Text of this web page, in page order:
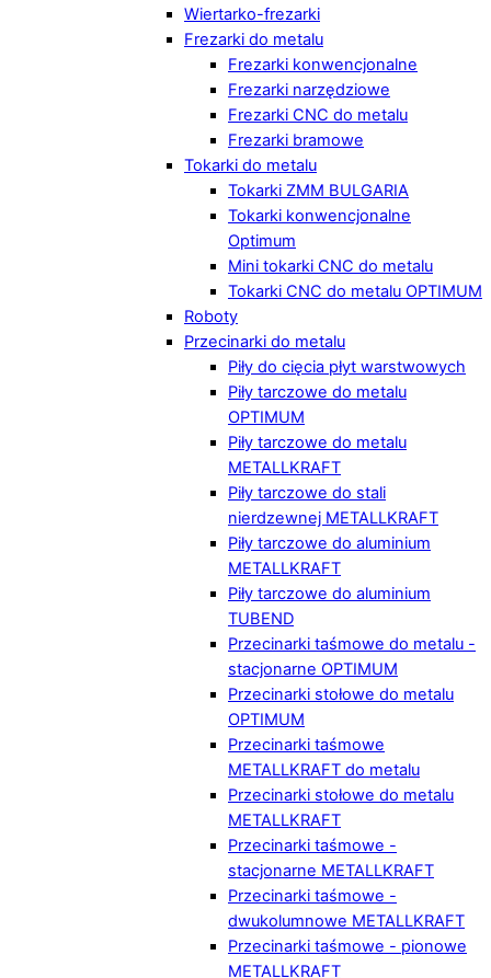
Wiertarko-frezarki
Frezarki do metalu
Frezarki konwencjonalne
Frezarki narzędziowe
Frezarki CNC do metalu
Frezarki bramowe
Tokarki do metalu
Tokarki ZMM BULGARIA
Tokarki konwencjonalne
Optimum
Mini tokarki CNC do metalu
Tokarki CNC do metalu OPTIMUM
Roboty
Przecinarki do metalu
Piły do cięcia płyt warstwowych
Piły tarczowe do metalu
OPTIMUM
Piły tarczowe do metalu
METALLKRAFT
Piły tarczowe do stali
nierdzewnej METALLKRAFT
Piły tarczowe do aluminium
METALLKRAFT
Piły tarczowe do aluminium
TUBEND
Przecinarki taśmowe do metalu -
stacjonarne OPTIMUM
Przecinarki stołowe do metalu
OPTIMUM
Przecinarki taśmowe
METALLKRAFT do metalu
Przecinarki stołowe do metalu
METALLKRAFT
Przecinarki taśmowe -
stacjonarne METALLKRAFT
Przecinarki taśmowe -
dwukolumnowe METALLKRAFT
Przecinarki taśmowe - pionowe
METALLKRAFT